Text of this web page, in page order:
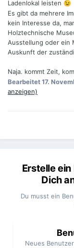
Ladenlokal leisten 😉
Es gibt da mehrere
kein Interesse da,
Holztechnische
Ausstellung oder ein
Auskunft der
Naja. kommt Zeit,
Bearbeitet17.
anzeigen)
Erstelle
Dich
Du musst ein
Neues